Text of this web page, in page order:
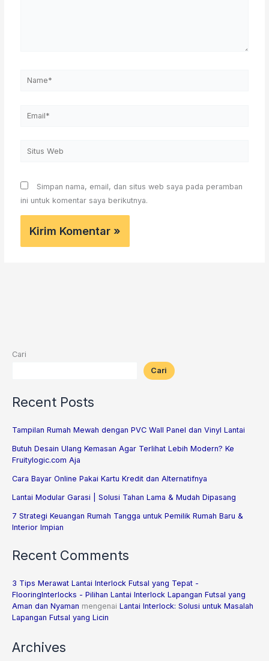
Name*
Email*
Situs
Simpan nama, email, dan situs web saya pada peramban
ini untuk komentar saya berikutnya.
Cari
Cari
Recent Posts
Tampilan Rumah Mewah dengan PVC Wall Panel dan Vinyl Lantai
Butuh Desain Ulang Kemasan Agar Terlihat Lebih Modern? Ke
Fruitylogic.com Aja
Cara Bayar Online Pakai Kartu Kredit dan Alternatifnya
Lantai Modular Garasi | Solusi Tahan Lama & Mudah Dipasang
7 Strategi Keuangan Rumah Tangga untuk Pemilik Rumah Baru &
Interior Impian
Recent Comments
3 Tips Merawat Lantai Interlock Futsal yang Tepat -
FlooringInterlocks - Pilihan Lantai Interlock Lapangan Futsal yang
Aman dan Nyaman mengenai Lantai Interlock: Solusi untuk Masalah
Lapangan Futsal yang Licin
Archives